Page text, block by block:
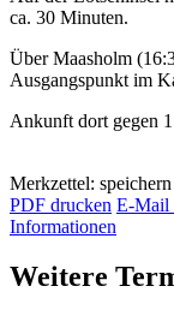
ca. 30 Minuten.
Über Maasholm
Ausgangspunkt im
Ankunft dort gegen
Merkzettel: speichern
PDF drucken E-Mail
Informationen
Weitere